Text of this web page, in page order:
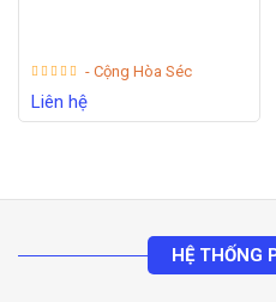
- Cộng Hòa Séc
Liên hệ
HỆ THỐNG